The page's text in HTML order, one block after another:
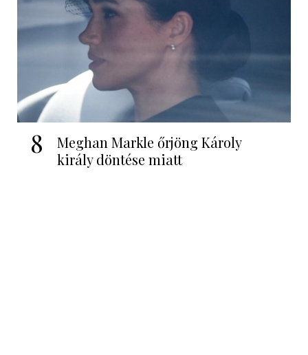
8
Meghan Markle őrjöng Károly
király döntése miatt